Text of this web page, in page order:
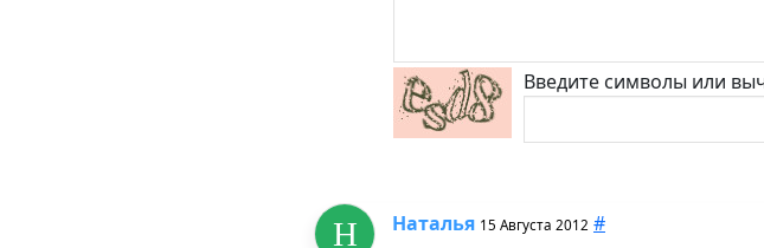
Введите символы или
Наталья 15 Августа 2012 #